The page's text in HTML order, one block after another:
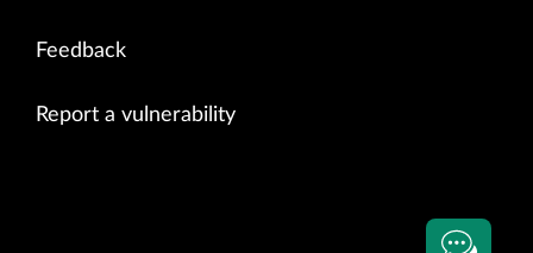
Feedback
Report a vulnerability